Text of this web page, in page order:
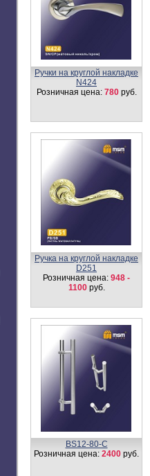
Ручки на круглой накладке
N424
Розничная цена: 780руб.
Ручка на круглой накладке
D251
Розничная цена: 948 -
1100руб.
BS12-80-С
Розничная цена: 2400 руб.